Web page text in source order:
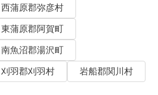
西蒲原郡弥彦村
東蒲原郡阿賀町
南魚沼郡湯沢町
刈羽郡刈羽村
岩船郡関川村